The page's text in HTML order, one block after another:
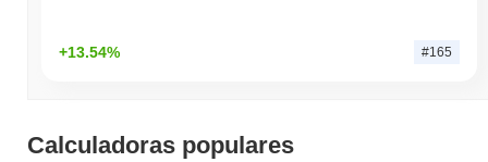
+13.54% #165
Calculadoras populares